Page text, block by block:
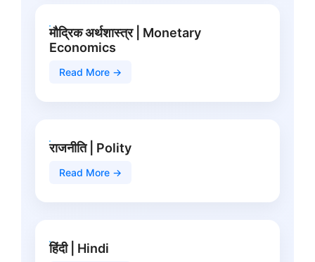
मौद्रिक अर्थशास्त्र | Monetary
Economics
Read More →
राजनीति | Polity
Read More →
हिंदी | Hindi